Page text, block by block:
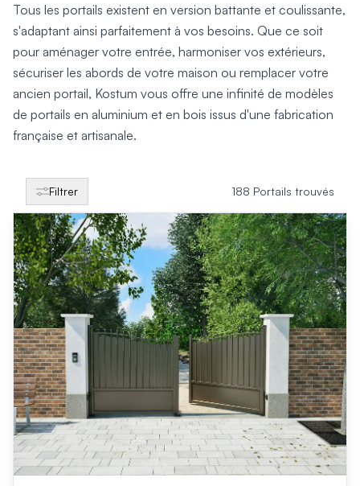
Produits > Portillons > Portillons traditionnels
Produits > Portillons > Portillons architectes
Produits > Portillons > Portillons décoratifs
Produits > Portillons > Motorisation Portillon
Produits > Portillons > Ouvertures Spéciales
Produits > Clôtures > Toutes nos clôtures
Produits > Clôtures > Clôtures contemporaines
Produits > Clôtures > Clôtures traditionnelles
Produits > Clôtures > Clôtures décoratives
Produits > Clôtures > Claustras
Produits > Garde-corps et rambardes > Tous nos garde-
Produits > Garde-corps et rambardes > Garde-corps à
Produits > Garde-corps et rambardes > Garde-corps vitrés
Produits > Garde-corps et rambardes > Garde-corps
Produits > Garde-corps et rambardes > Clôtures
Produits > Garde-corps et rambardes > Aides à la montée
Produits > Garde-corps et rambardes > Séparatifs de
Produits > Pergolas > Pergolas
Produits > Pergolas > Guide de choix
Produits > Carports > Carports voiture
Produits > Carports > Guide de choix
Produits > Porche d'entrée > Porche d'entrée
Produits > Cuisine extérieure > Cuisine extérieure
Produits > Habillages extérieur aluminium > Tous nos
Tous les portails existent en version battante et coulissante,
s'adaptant ainsi parfaitement à vos besoins. Que ce soit
pour aménager votre entrée, harmoniser vos extérieurs,
sécuriser les abords de votre maison ou remplacer votre
ancien portail, Kostum vous offre une infinité de modèles
de portails en aluminium et en bois issus d'une fabrication
française et artisanale.
Filtrer 188 Portails trouvés